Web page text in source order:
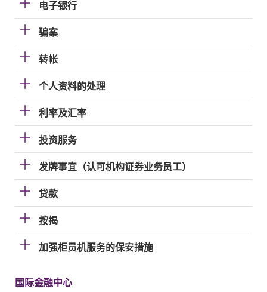
电子银行
骗案
转帐
个人资料的处理
利率及汇率
投资服务
发牌事宜（认可机构证券业务员工）
贷款
按揭
加强柜员机服务的保安措施
国际金融中心